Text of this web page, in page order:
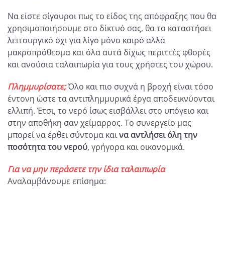
Να είστε σίγουροι πως το είδος της απόφραξης που θα
χρησιμοποιήσουμε στο δίκτυό σας, θα το καταστήσει
λειτουργικό όχι για λίγο μόνο καιρό αλλά
μακροπρόθεσμα και όλα αυτά δίχως περιττές φθορές
και ανούσια ταλαιπωρία για τους χρήστες του χώρου.
Πλημμυρίσατε;Όλο και πιο συχνά η βροχή είναι τόσο
έντονη ώστε τα αντιπλημμυρικά έργα αποδεικνύονται
ελλιπή. Έτσι, το νερό ίσως εισβάλλει στο υπόγειο και
στην αποθήκη σαν χείμαρρος. Το συνεργείο μας
μπορεί να έρθει σύντομα καινα αντλήσει όλη την
ποσότητα του νερού, γρήγορα και οικονομικά.
Για να μην περάσετε την ίδια ταλαιπωρία
Αναλαμβάνουμε επίσημα: